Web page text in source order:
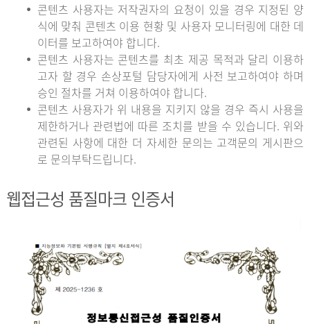
콘텐츠 사용자는 저작권자의 요청이 있을 경우 지정된 양
식에 맞춰 콘텐츠 이용 현황 및 사용자 모니터링에 대한 데
이터를 보고하여야 합니다.
콘텐츠 사용자는 콘텐츠를 최초 제공 목적과 달리 이용하
고자 할 경우 손상포털 담당자에게 사전 보고하여야 하며
승인 절차를 거쳐 이용하여야 합니다.
콘텐츠 사용자가 위 내용을 지키지 않을 경우 즉시 사용을
제한하거나 관련법에 따른 조치를 받을 수 있습니다. 위와
관련된 사항에 대한 더 자세한 문의는 고객문의 게시판으
로 문의부탁드립니다.
웹접근성 품질마크 인증서